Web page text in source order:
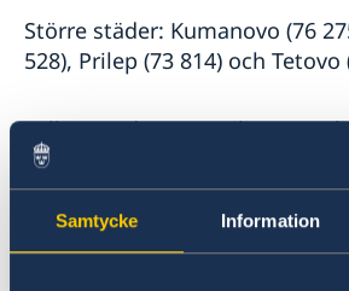
Samtycke Information
Större städer: Kumanovo (76
528), Prilep (73 814) och Tetovo
Folkmängd: 1,832 miljoner
folkräkningen från september
makedonier (58 procent),
turkar (4 procent), romer (4
procent) och vlaker (0,5